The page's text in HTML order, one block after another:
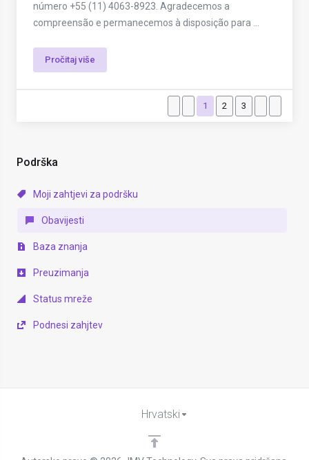
Podrška
Moji zahtjevi za podršku
Obavijesti
Baza znanja
Preuzimanja
Status mreže
Podnesi zahjtev
número +55 (11) 4063-8923. Agradecemos a
compreensão e permanecemos à disposição para ...
Pročitaj više
1 2 3
Hrvatski